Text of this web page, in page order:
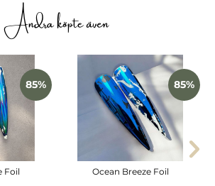
Andra köpte även
85%
Foil
85%
Ocean Breeze Foil